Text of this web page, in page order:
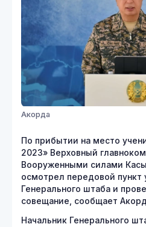
Акорда
По прибытии на место
2023» Верховный
Вооруженными силами
осмотрел передовой пункт
Генерального штаба и
совещание, сообщает
Начальник Генерального